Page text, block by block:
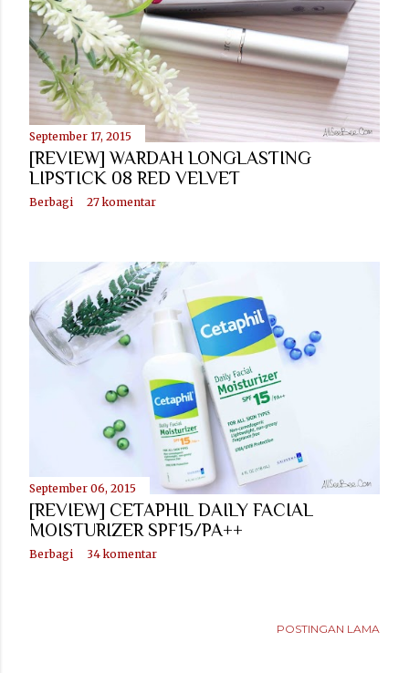
n
g
a
n
September 17, 2015
[REVIEW] WARDAH LONGLASTING
LIPSTICK 08 RED VELVET
Berbagi 27 komentar
September 06, 2015
[REVIEW] CETAPHIL DAILY FACIAL
MOISTURIZER SPF15/PA++
Berbagi 34 komentar
POSTINGAN LAMA